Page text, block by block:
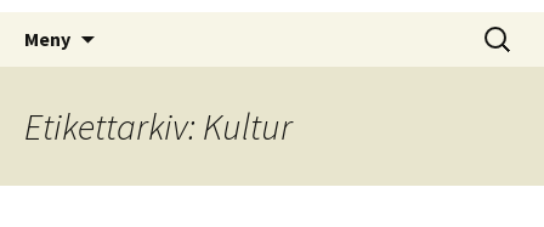
Meny
Sök
efter:
Etikettarkiv: Kultur